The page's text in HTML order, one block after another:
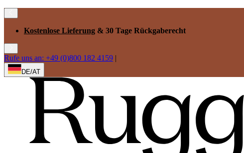
Kostenlose Lieferung & 30 Tage Rückgaberecht
Rufe uns an: +49 (0)800 182 4159 |
DE/AT